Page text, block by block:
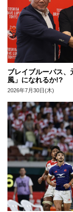
ブレイブルーパス、
風」になれるか!?
2026年7月30日(木)